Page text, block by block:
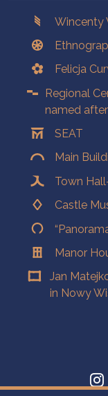
Wincenty
Felicja
Regional
named
SEAT
Main
Town
Castle
Manor
Jan
in Nowy